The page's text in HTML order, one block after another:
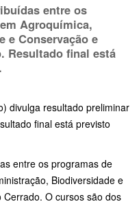
entre os
Agroquímica,
e Conservação e
Resultado final está
divulga resultado preliminar
final está previsto
entre os programas de
Biodiversidade e
O cursos são dos